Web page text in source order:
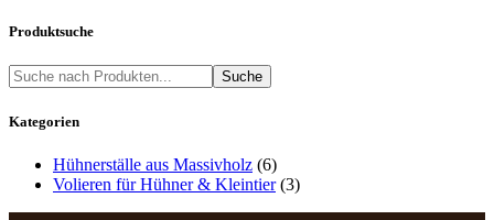
Produktsuche
Suche
Kategorien
Hühnerställe aus Massivholz (6)
Volieren für Hühner & Kleintier (3)